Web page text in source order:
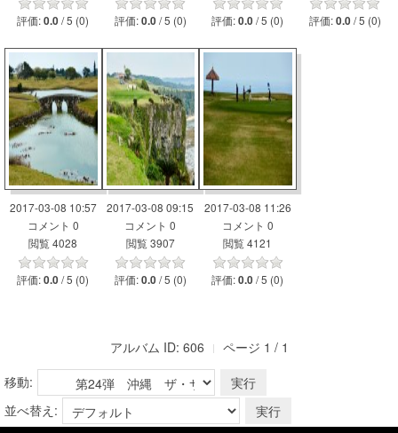
評価:0.0 / 5 (0) 評価:0.0 / 5 (0) 評価:0.0 / 5 (0) 評価:0.0 / 5 (0)
2017-03-08 10:57
コメント 0
閲覧 4028
評価:0.0 / 5 (0)
2017-03-08 09:15
コメント 0
閲覧 3907
評価:0.0 / 5 (0)
2017-03-08 11:26
コメント 0
閲覧 4121
評価:0.0 / 5 (0)
アルバム ID: 606
ページ 1 / 1
移動:
並べ替え: